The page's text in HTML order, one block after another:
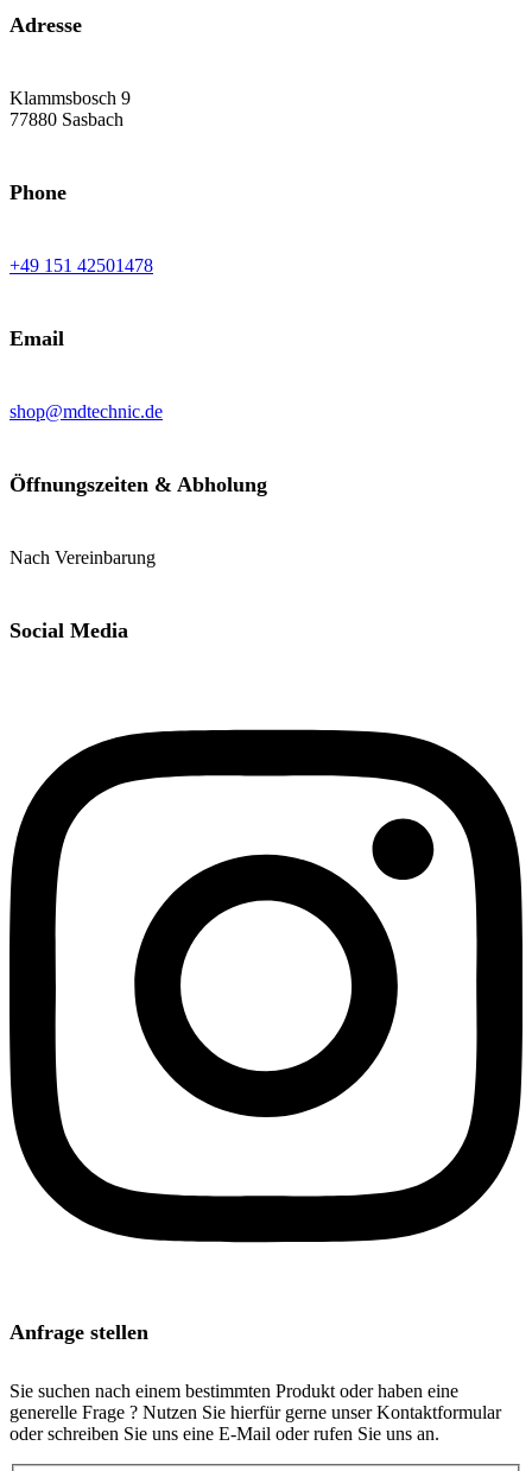
Adresse
Klammsbosch 9
77880 Sasbach
Phone
+49 151 42501478
Email
shop@mdtechnic.de
Öffnungszeiten & Abholung
Nach Vereinbarung
Social Media
Anfrage stellen
Sie suchen nach einem bestimmten Produkt oder haben eine
generelle Frage ? Nutzen Sie hierfür gerne unser Kontaktformular
oder schreiben Sie uns eine E-Mail oder rufen Sie uns an.